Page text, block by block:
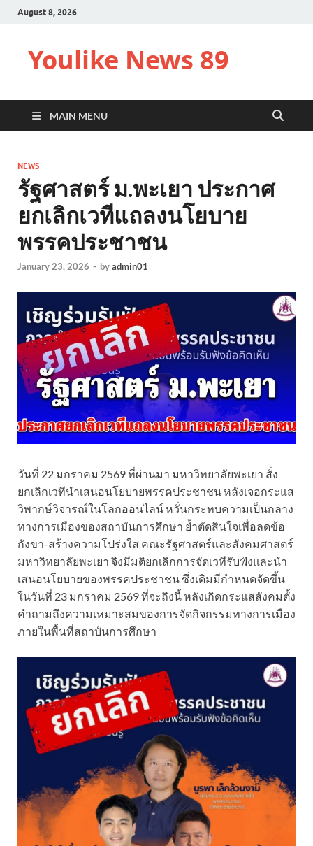
August 8, 2026
Youlike News 89
MAIN MENU
NEWS
รัฐศาสตร์ ม.พะเยา ประกาศ
ยกเลิกเวทีแถลงนโยบาย
พรรคประชาชน
January 23, 2026 - byadmin01
วันที่ 22 มกราคม 2569 ที่ผ่านมา มหาวิทยาลัยพะเยา สั่ง
ยกเลิกเวทีนำเสนอนโยบายพรรคประชาชน หลังเจอกระแส
วิพากษ์วิจารณ์ในโลกออนไลน์ หวั่นกระทบความเป็นกลาง
ทางการเมืองของสถาบันการศึกษา ย้ำตัดสินใจเพื่อลดข้อ
กังขา-สร้างความโปร่งใส คณะรัฐศาสตร์และสังคมศาสตร์
มหาวิทยาลัยพะเยา จึงมีมติยกเลิกการจัดเวทีรับฟังและนำ
เสนอนโยบายของพรรคประชาชน ซึ่งเดิมมีกำหนดจัดขึ้น
ในวันที่ 23 มกราคม 2569 ที่จะถึงนี้ หลังเกิดกระแสสังคมตั้ง
คำถามถึงความเหมาะสมของการจัดกิจกรรมทางการเมือง
ภายในพื้นที่สถาบันการศึกษา